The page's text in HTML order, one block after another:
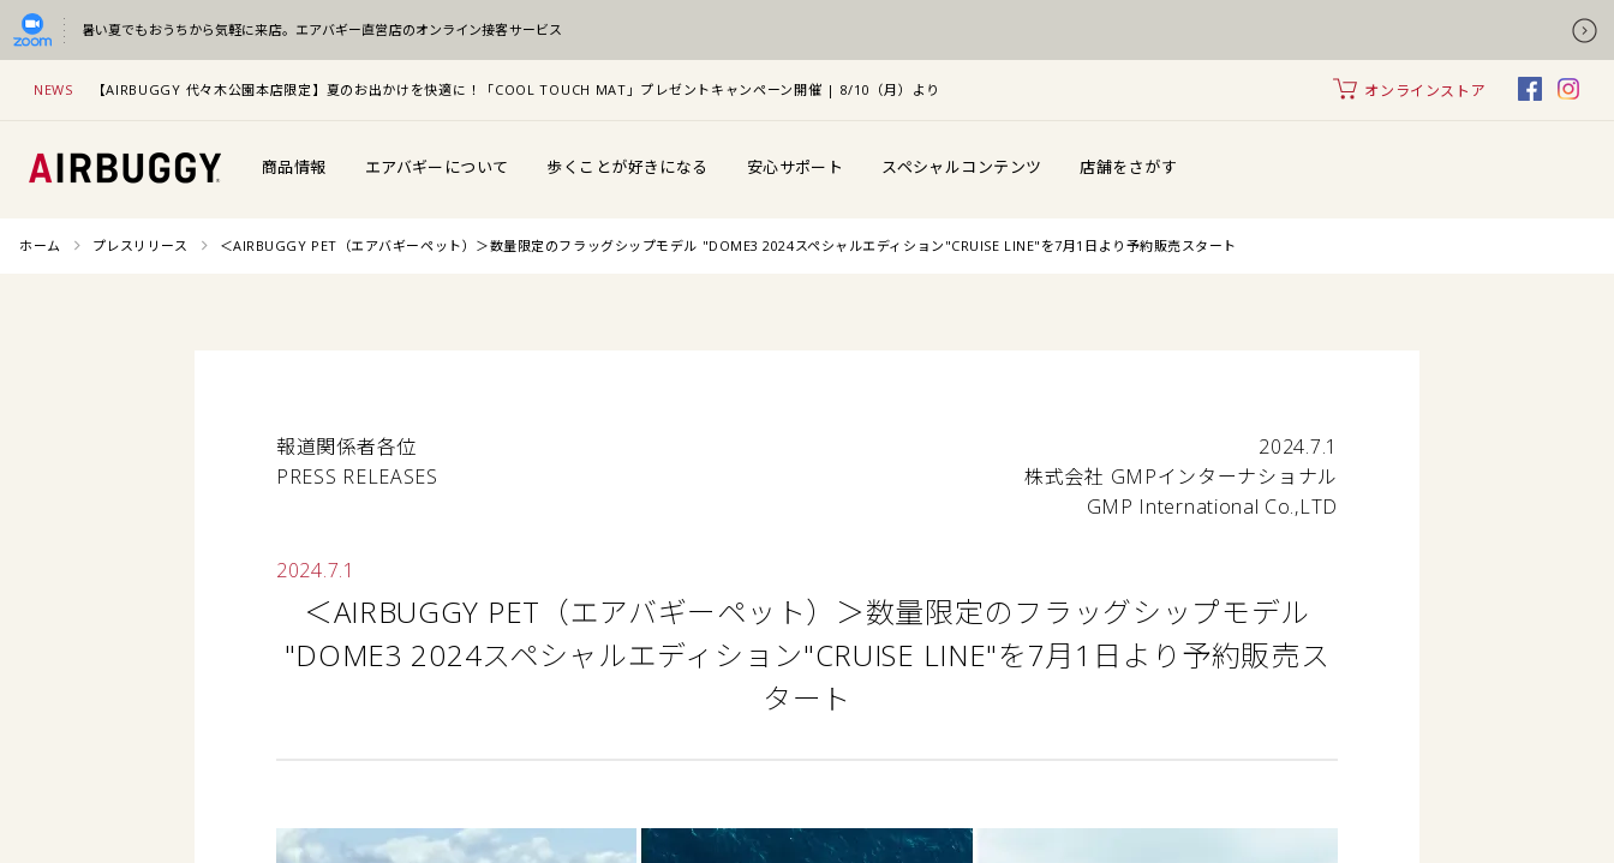
暑い夏でもおうちから気軽に来店。 エアバギー直営店のオンライン接客サービス
NEWS 【AIRBUGGY 代々木公園本店限定】夏のお出かけを快適に！「COOL TOUCH MAT」プレゼントキャンペーン開催 | 8/10（月）より オンラインストア
商品情報 エアバギーについて 歩くことが好きになる 安心サポート スペシャルコンテンツ 店舗をさがす
ホーム プレスリリース ＜AIRBUGGY PET（エアバギーペット）＞数量限定のフラッグシップモデル "DOME3 2024スペシャルエディション"CRUISE LINE"を7月1日より予約販売スタート
報道関係者各位
PRESS RELEASES
2024.7.1
株式会社 GMPインターナショナル
GMP International Co.,LTD
2024.7.1
＜AIRBUGGY PET（エアバギーペット）＞数量限定のフラッグシップモデル
"DOME3 2024スペシャルエディション"CRUISE LINE"を7月1日より予約販売ス
タート